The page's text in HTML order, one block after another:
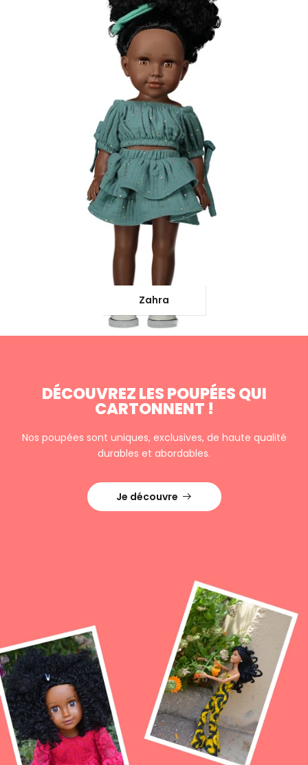
Zahra
DÉCOUVREZ LES POUPÉESQUI
CARTONNENT !
Nos poupées sont uniques, exclusives, de haute qualité
durables et abordables.
Je découvre